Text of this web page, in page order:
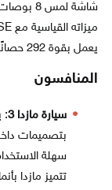
يعمل بقوة 292 حصانًا ونظام تعليق مضبوط وفرامل حديثة.
المنافسون
سيارة مازدا 3
بتصميمات
سهلة
تتميز مازدا